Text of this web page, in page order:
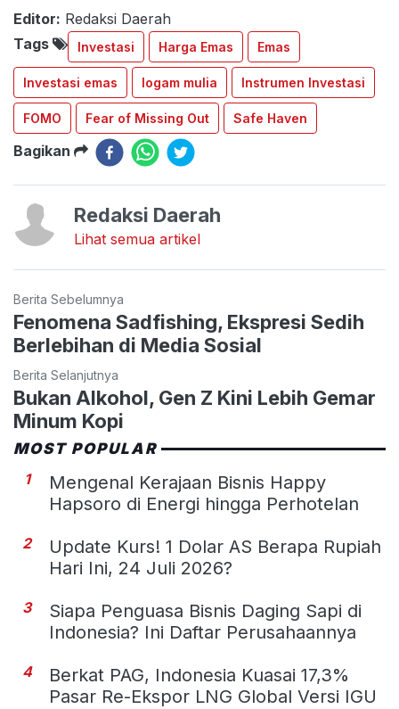
Editor: Redaksi Daerah
Tags
Investasi Harga Emas Emas
Investasi emas logam mulia Instrumen Investasi
FOMO Fear of Missing Out Safe Haven
Bagikan
Redaksi Daerah
Lihat semua artikel
Berita Sebelumnya
Fenomena Sadfishing, Ekspresi Sedih
Berlebihan di Media Sosial
Berita Selanjutnya
Bukan Alkohol, Gen Z Kini Lebih Gemar
Minum Kopi
MOST POPULAR
1
Mengenal Kerajaan Bisnis Happy
Hapsoro di Energi hingga Perhotelan
2
Update Kurs! 1 Dolar AS Berapa Rupiah
Hari Ini, 24 Juli 2026?
3
Siapa Penguasa Bisnis Daging Sapi di
Indonesia? Ini Daftar Perusahaannya
4
Berkat PAG, Indonesia Kuasai 17,3%
Pasar Re-Ekspor LNG Global Versi IGU